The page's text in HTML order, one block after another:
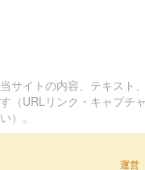
当サイトの内容、テキスト
す（URLリンク・キャプチ
い）。
運営